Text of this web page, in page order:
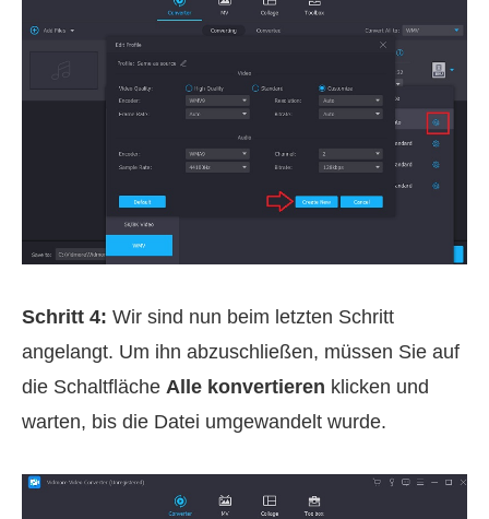
Schritt 4: Wir sind nun beim letzten Schritt
angelangt. Um ihn abzuschließen, müssen Sie auf
die Schaltfläche Alle konvertieren klicken und
warten, bis die Datei umgewandelt wurde.